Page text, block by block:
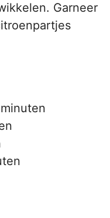
Garneer